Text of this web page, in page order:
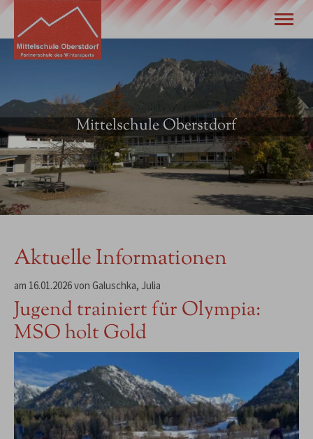
Unsere Schule
Schulleben
Termine
Tel.08322 940 630
Mittelschule Oberstdorf
Aktuelle Informationen
am 16.01.2026von Galuschka, Julia
Jugend trainiert für Olympia:
MSO holt Gold